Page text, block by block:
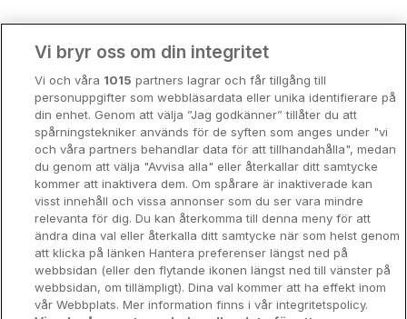
Storstadsweekend
Hotellrum under 995 kr
Spahotell
Sydsverige
Om Hotellpremien
Nya hotell
Stadsweekend
Vi bryr oss om din integritet
Vi och våra 1015 partners lagrar och får tillgång till
personuppgifter som webbläsardata eller unika identifierare på
din enhet. Genom att välja ”Jag godkänner” tillåter du att
spårningstekniker används för de syften som anges under "vi
och våra partners behandlar data för att tillhandahålla", medan
du genom att välja "Avvisa alla" eller återkallar ditt samtycke
kommer att inaktivera dem. Om spårare är inaktiverade kan
visst innehåll och vissa annonser som du ser vara mindre
relevanta för dig. Du kan återkomma till denna meny för att
ändra dina val eller återkalla ditt samtycke när som helst genom
att klicka på länken Hantera preferenser längst ned på
webbsidan (eller den flytande ikonen längst ned till vänster på
webbsidan, om tillämpligt). Dina val kommer att ha effekt inom
vår Webbplats. Mer information finns i vår integritetspolicy.